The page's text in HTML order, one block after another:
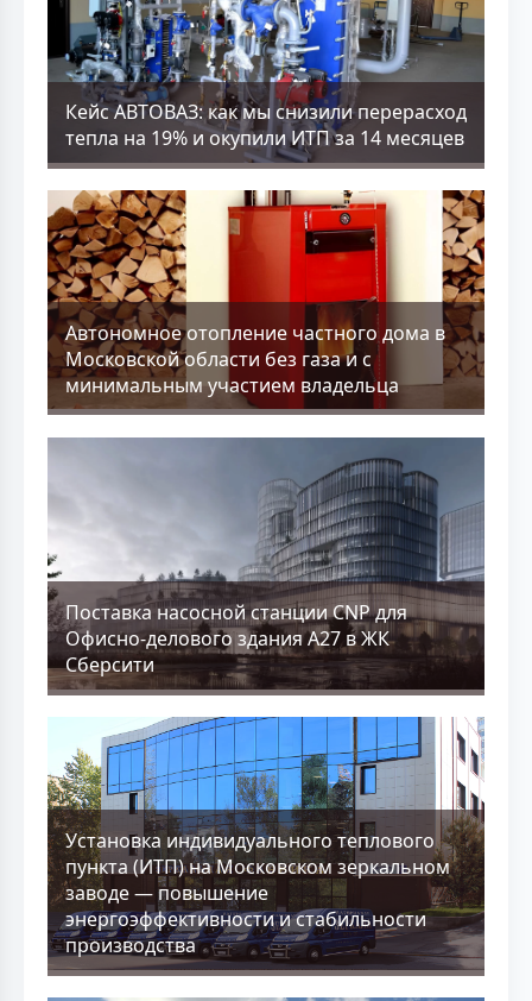
Кейс АВТОВАЗ: как мы снизили перерасход
тепла на 19% и окупили ИТП за 14 месяцев
Aвтономное отопление частного дома в
Московской области без газа и с
минимальным участием владельца
Поставка насосной станции CNP для
Офисно-делового здания А27 в ЖК
Сберсити
Установка индивидуального теплового
пункта (ИТП) на Московском зеркальном
заводе — повышение
энергоэффективности и стабильности
производства